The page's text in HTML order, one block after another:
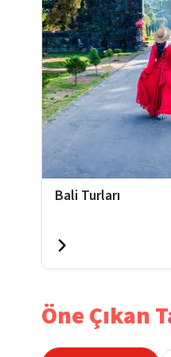
Bali Turları
Öne Çıkan